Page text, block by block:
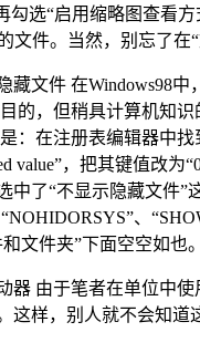
勾选“启用缩略图查看
文件。当然，别忘了在
藏文件 在Windows98
的，但稍具计算机知
：在注册表编辑器中找
value”，把其键值改
中了“不显示隐藏文件”
、
和文件夹”下面空空如
器 由于笔者在单位中
这样，别人就不会知道